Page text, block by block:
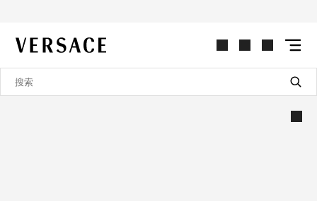
VERSACE | 主页